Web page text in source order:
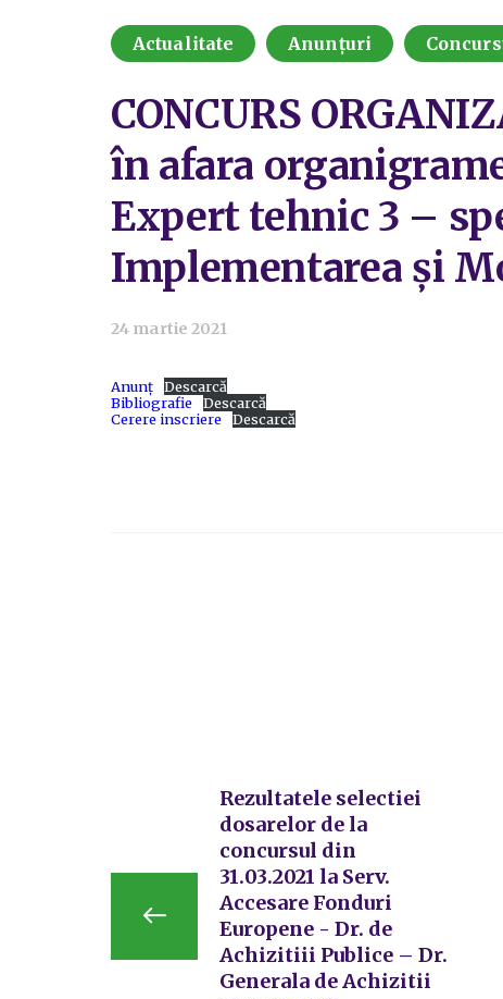
Actualitate Anunțuri
CONCURS
în afara
Expert tehnic 3 –
Implementarea și
24 martie 2021
Anunț
Descarcă
Bibliografie
Descarcă
Cerere inscriere
Descarcă
Rezultatele selectiei
dosarelor de la
concursul din
31.03.2021 la Serv.
Accesare Fonduri
Europene - Dr. de
Achizitiii Publice – Dr.
Generala de Achizitii